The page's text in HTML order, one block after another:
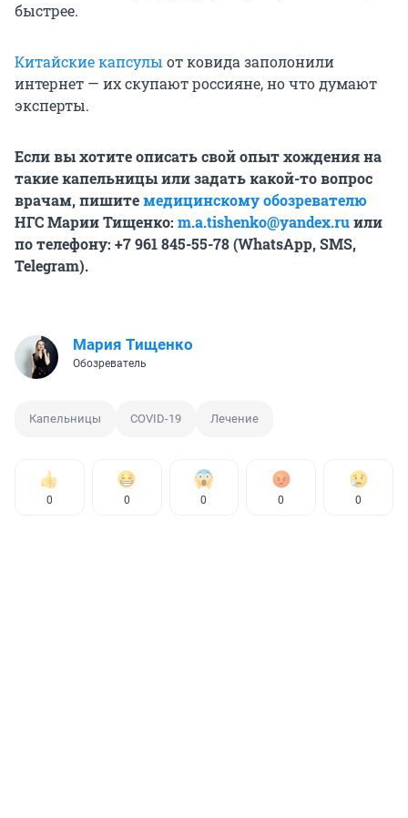
быстрее.
Китайские капсулы от ковида заполонили
интернет — их скупают россияне, но что думают
эксперты.
Если вы хотите описать свой опыт хождения на
такие капельницы или задать какой-то вопрос
врачам, пишитемедицинскому обозревателю
НГС Марии Тищенко: m.a.tishenko@yandex.ruили
по телефону: +7 961 845-55-78 (WhatsApp, SMS,
Telegram).
Мария Тищенко
Обозреватель
Капельницы COVID-19 Лечение
0 0 0 0 0